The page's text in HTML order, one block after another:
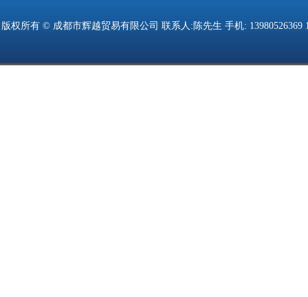
版权所有 © 成都市辉越贸易有限公司 联系人:陈先生 手机: 13980526369